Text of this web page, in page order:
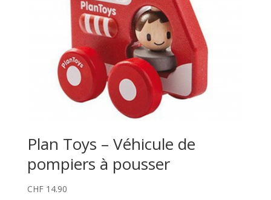
Plan Toys – Véhicule de
pompiers à pousser
CHF14.90